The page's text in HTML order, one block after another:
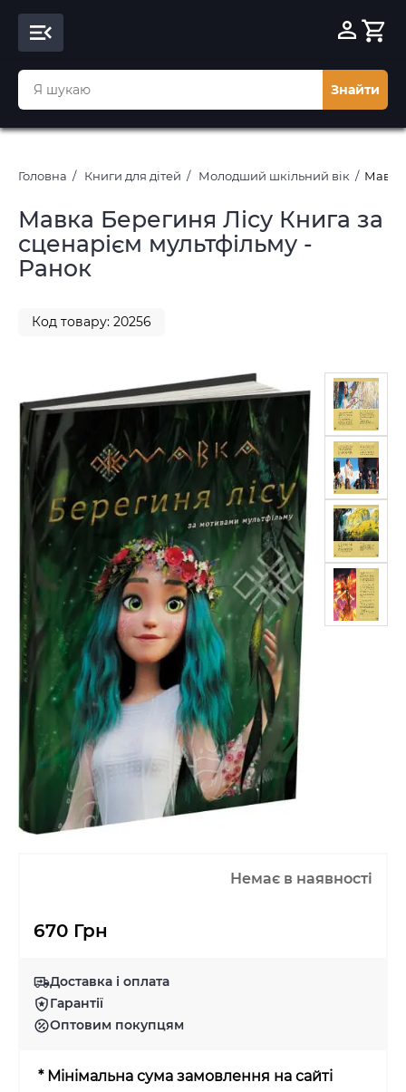
Знайти
Головна Книги для дітей Молодший шкільний вік Мавка
Мавка Берегиня Лісу Книга за
сценарієм мультфільму -
Ранок
Код товару: 20256
Немає в наявності
670 Грн
Доставка і оплата
Гарантії
Оптовим покупцям
* Мінімальна сума замовлення на сайті